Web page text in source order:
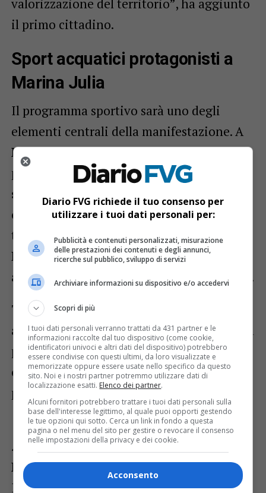
valorizzazione del territorio”, ha aggiunto
il primo cittadino.
Sport acquatici protagonisti a
Marina Julia
Il programma sportivo sarà uno degli
elementi centrali della manifestazione. A
Marina Juliail pubblico potrà assistere o
partecipare direttamente a prove di
surf, kite e altre discipline nautiche
organizzate dalle associazioni del
territorio insieme allaFederazione
Italiana Vela. Le attività saranno pensate
anche per principianti, famiglie e bambini.
Tra le novità dell’edizione 2026 spicca
anche una nuovaapp dedicata, sviluppata
per prenotare le esperienze sportive e
organizzare in modo semplice e sicuro la
partecipazione alle attività in mare.
“PromoMare 2026 punta anche
sull’innovazione digitale”, ha spiegato
Marco Arrigoni, founder e CEO di Mast
ICC SB e project manager della
Diario FVG richiede il tuo consenso per
utilizzare i tuoi dati personali per:
Pubblicità e contenuti personalizzati, misurazione
delle prestazioni dei contenuti e degli annunci,
ricerche sul pubblico, sviluppo di servizi
Archiviare informazioni su dispositivo e/o accedervi
Scopri di più
I tuoi dati personali verranno trattati da 431 partner e le
informazioni raccolte dal tuo dispositivo (come cookie,
identificatori univoci e altri dati del dispositivo) potrebbero
essere condivise con questi ultimi, da loro visualizzate e
memorizzate oppure essere usate nello specifico da questo
sito. Noi e i nostri partner potremmo utilizzare dati di
localizzazione esatti. Elenco dei partner.
Alcuni fornitori potrebbero trattare i tuoi dati personali sulla
base dell'interesse legittimo, al quale puoi opporti gestendo
le tue opzioni qui sotto. Cerca un link in fondo a questa
pagina o nel menu del sito per gestire o revocare il consenso
nelle impostazioni della privacy e dei cookie.
Acconsento